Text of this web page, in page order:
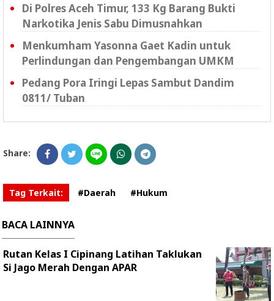
Di Polres Aceh Timur, 133 Kg Barang Bukti
Narkotika Jenis Sabu Dimusnahkan
Menkumham Yasonna Gaet Kadin untuk
Perlindungan dan Pengembangan UMKM
Pedang Pora Iringi Lepas Sambut Dandim
0811/ Tuban
Share:
Tag Terkait: #Daerah #Hukum
BACA LAINNYA
Rutan Kelas I Cipinang Latihan Taklukan
Si Jago Merah Dengan APAR